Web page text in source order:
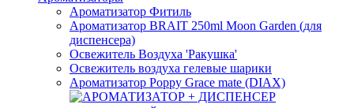
Ароматизатор Фитиль
Ароматизатор BRAIT 250ml Moon Garden (для
диспенсера)
Освежитель Воздуха 'Ракушка'
Освежитель воздуха гелевые шарики
Ароматизатор Poppy Grace mate (DIAX)